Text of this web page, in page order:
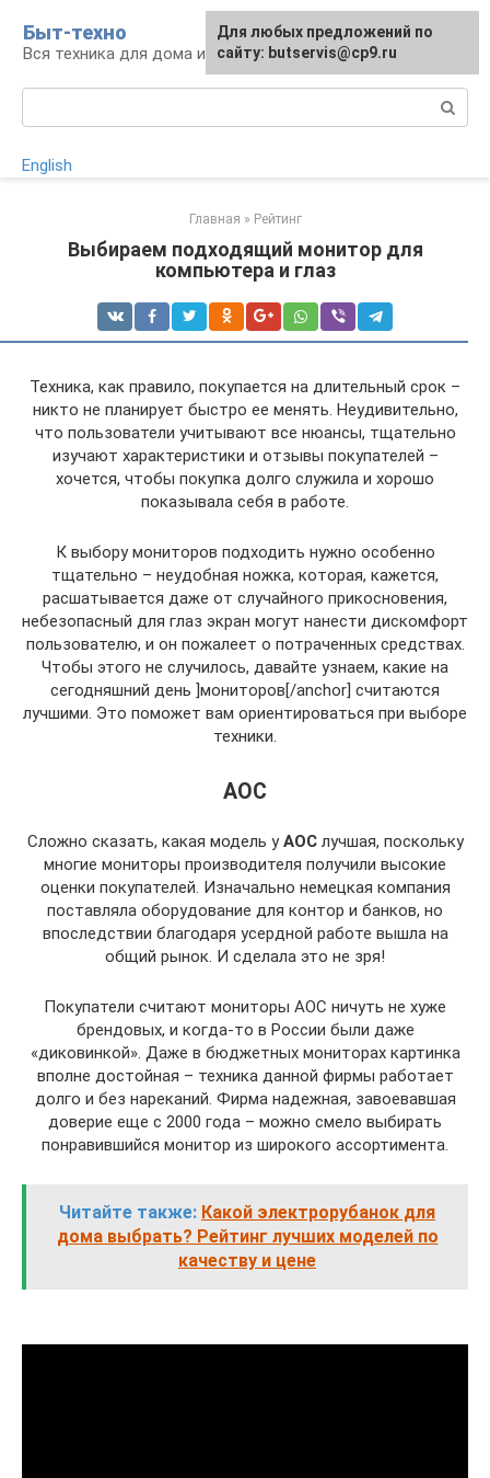
контенту
Быт-техно
Вся техника для дома и сада
English
Главная » Рейтинг
Выбираем подходящий монитор для
компьютера и глаз
Техника, как правило, покупается на длительный срок –
никто не планирует быстро ее менять. Неудивительно,
что пользователи учитывают все нюансы, тщательно
изучают характеристики и отзывы покупателей –
хочется, чтобы покупка долго служила и хорошо
показывала себя в работе.
К выбору мониторов подходить нужно особенно
тщательно – неудобная ножка, которая, кажется,
расшатывается даже от случайного прикосновения,
небезопасный для глаз экран могут нанести дискомфорт
пользователю, и он пожалеет о потраченных средствах.
Чтобы этого не случилось, давайте узнаем, какие на
сегодняшний день ]мониторов[/anchor] считаются
лучшими. Это поможет вам ориентироваться при выборе
техники.
AOC
Сложно сказать, какая модель уAOCлучшая, поскольку
многие мониторы производителя получили высокие
оценки покупателей. Изначально немецкая компания
поставляла оборудование для контор и банков, но
впоследствии благодаря усердной работе вышла на
общий рынок. И сделала это не зря!
Покупатели считают мониторы AOC ничуть не хуже
брендовых, и когда-то в России были даже
«диковинкой». Даже в бюджетных мониторах картинка
вполне достойная – техника данной фирмы работает
долго и без нареканий. Фирма надежная, завоевавшая
доверие еще с 2000 года – можно смело выбирать
понравившийся монитор из широкого ассортимента.
Читайте также: Какой электрорубанок для
дома выбрать? Рейтинг лучших моделей по
качеству и цене
Для любых предложений по
сайту: butservis@cp9.ru